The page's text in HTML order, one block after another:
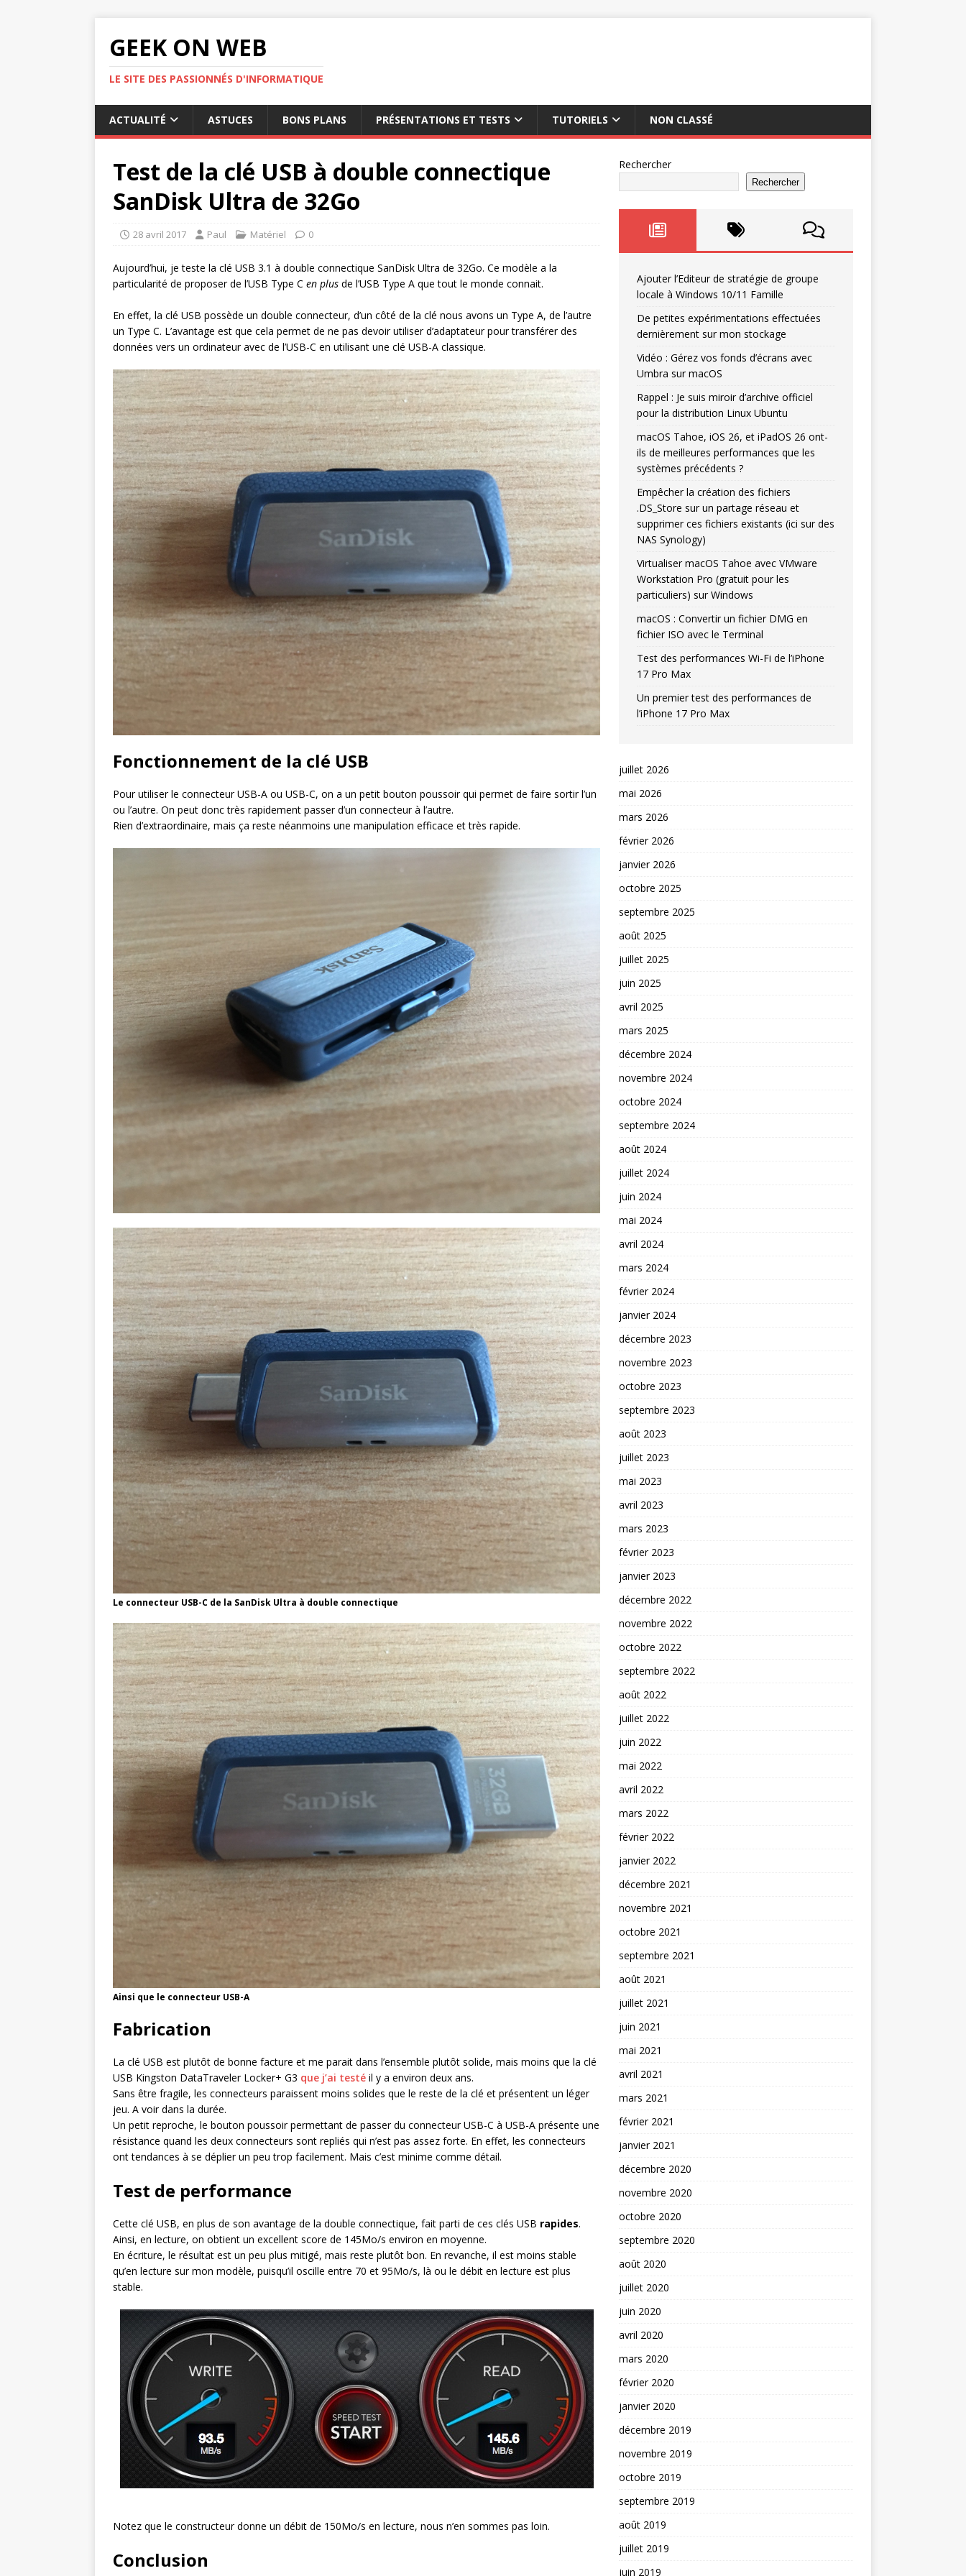
GEEK ON WEB
LE SITE DES PASSIONNÉS D'INFORMATIQUE
ACTUALITÉ ASTUCES BONS PLANS PRÉSENTATIONS ET TESTS TUTORIELS NON CLASSÉ
Test de la clé USB à double connectique
SanDisk Ultra de 32Go
28 avril 2017 Paul Matériel 0
Aujourd’hui, je teste la clé USB 3.1 à double connectique SanDisk Ultra de 32Go. Ce modèle a la
particularité de proposer de l’USB Type C en plus de l’USB Type A que tout le monde connait.
En effet, la clé USB possède un double connecteur, d’un côté de la clé nous avons un Type A, de l’autre
un Type C. L’avantage est que cela permet de ne pas devoir utiliser d’adaptateur pour transférer des
données vers un ordinateur avec de l’USB-C en utilisant une clé USB-A classique.
Fonctionnement de la clé USB
Pour utiliser le connecteur USB-A ou USB-C, on a un petit bouton poussoir qui permet de faire sortir l’un
ou l’autre. On peut donc très rapidement passer d’un connecteur à l’autre.
Rien d’extraordinaire, mais ça reste néanmoins une manipulation efficace et très rapide.
Le connecteur USB-C de la SanDisk Ultra à double connectique
Ainsi que le connecteur USB-A
Fabrication
La clé USB est plutôt de bonne facture et me parait dans l’ensemble plutôt solide, mais moins que la clé
USB Kingston DataTraveler Locker+ G3 que j’ai testé il y a environ deux ans.
Sans être fragile, les connecteurs paraissent moins solides que le reste de la clé et présentent un léger
jeu. A voir dans la durée.
Un petit reproche, le bouton poussoir permettant de passer du connecteur USB-C à USB-A présente une
résistance quand les deux connecteurs sont repliés qui n’est pas assez forte. En effet, les connecteurs
ont tendances à se déplier un peu trop facilement. Mais c’est minime comme détail.
Test de performance
Cette clé USB, en plus de son avantage de la double connectique, fait parti de ces clés USB rapides.
Ainsi, en lecture, on obtient un excellent score de 145Mo/s environ en moyenne.
En écriture, le résultat est un peu plus mitigé, mais reste plutôt bon. En revanche, il est moins stable
qu’en lecture sur mon modèle, puisqu’il oscille entre 70 et 95Mo/s, là ou le débit en lecture est plus
stable.
Notez que le constructeur donne un débit de 150Mo/s en lecture, nous n’en sommes pas loin.
Conclusion
Rechercher
Rechercher
Ajouter l’Editeur de stratégie de groupe
locale à Windows 10/11 Famille
De petites expérimentations effectuées
dernièrement sur mon stockage
Vidéo : Gérez vos fonds d’écrans avec
Umbra sur macOS
Rappel : Je suis miroir d’archive officiel
pour la distribution Linux Ubuntu
macOS Tahoe, iOS 26, et iPadOS 26 ont-
ils de meilleures performances que les
systèmes précédents ?
Empêcher la création des fichiers
.DS_Store sur un partage réseau et
supprimer ces fichiers existants (ici sur des
NAS Synology)
Virtualiser macOS Tahoe avec VMware
Workstation Pro (gratuit pour les
particuliers) sur Windows
macOS : Convertir un fichier DMG en
fichier ISO avec le Terminal
Test des performances Wi-Fi de l’iPhone
17 Pro Max
Un premier test des performances de
l’iPhone 17 Pro Max
juillet 2026
mai 2026
mars 2026
février 2026
janvier 2026
octobre 2025
septembre 2025
août 2025
juillet 2025
juin 2025
avril 2025
mars 2025
décembre 2024
novembre 2024
octobre 2024
septembre 2024
août 2024
juillet 2024
juin 2024
mai 2024
avril 2024
mars 2024
février 2024
janvier 2024
décembre 2023
novembre 2023
octobre 2023
septembre 2023
août 2023
juillet 2023
mai 2023
avril 2023
mars 2023
février 2023
janvier 2023
décembre 2022
novembre 2022
octobre 2022
septembre 2022
août 2022
juillet 2022
juin 2022
mai 2022
avril 2022
mars 2022
février 2022
janvier 2022
décembre 2021
novembre 2021
octobre 2021
septembre 2021
août 2021
juillet 2021
juin 2021
mai 2021
avril 2021
mars 2021
février 2021
janvier 2021
décembre 2020
novembre 2020
octobre 2020
septembre 2020
août 2020
juillet 2020
juin 2020
avril 2020
mars 2020
février 2020
janvier 2020
décembre 2019
novembre 2019
octobre 2019
septembre 2019
août 2019
juillet 2019
juin 2019